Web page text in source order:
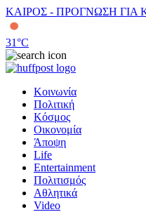
ΚΑΙΡΟΣ - ΠΡΟΓΝΩΣΗ ΓΙΑ
31°C
Κοινωνία
Πολιτική
Κόσμος
Οικονομία
Άποψη
Life
Entertainment
Πολιτισμός
Αθλητικά
Video